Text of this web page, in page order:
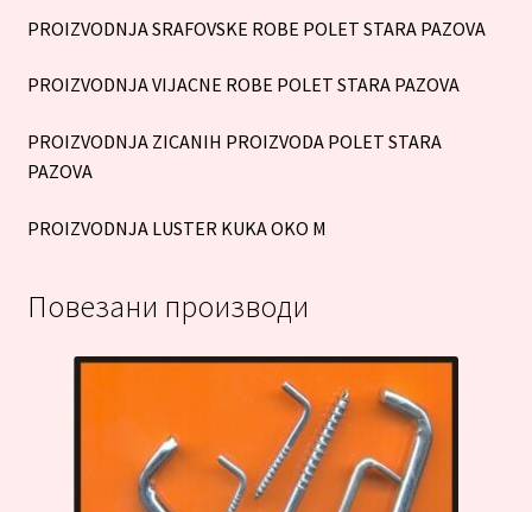
PROIZVODNJA SRAFOVSKE ROBE POLET STARA PAZOVA
PROIZVODNJA VIJACNE ROBE POLET STARA PAZOVA
PROIZVODNJA ZICANIH PROIZVODA POLET STARA
PAZOVA
PROIZVODNJA LUSTER KUKA OKO M
Повезани производи